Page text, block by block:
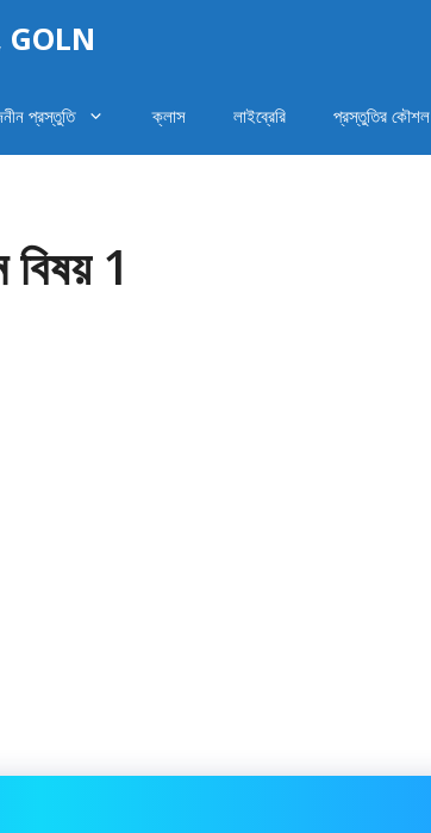
GOLN
প্রস্তুতি ক্লাস লাইব্রেরি প্রস্তুতির কৌশল
1